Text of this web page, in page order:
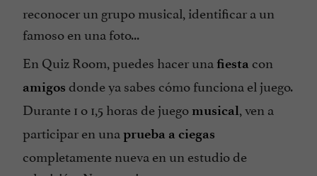
reconocer un grupo musical, identificar a un
famoso en una foto...
En Quiz Room, puedes hacer una fiesta con
amigos donde ya sabes cómo funciona el juego.
Durante 1 o 1,5 horas de juego musical, ven a
participar en una prueba a ciegas
completamente nueva en un estudio de